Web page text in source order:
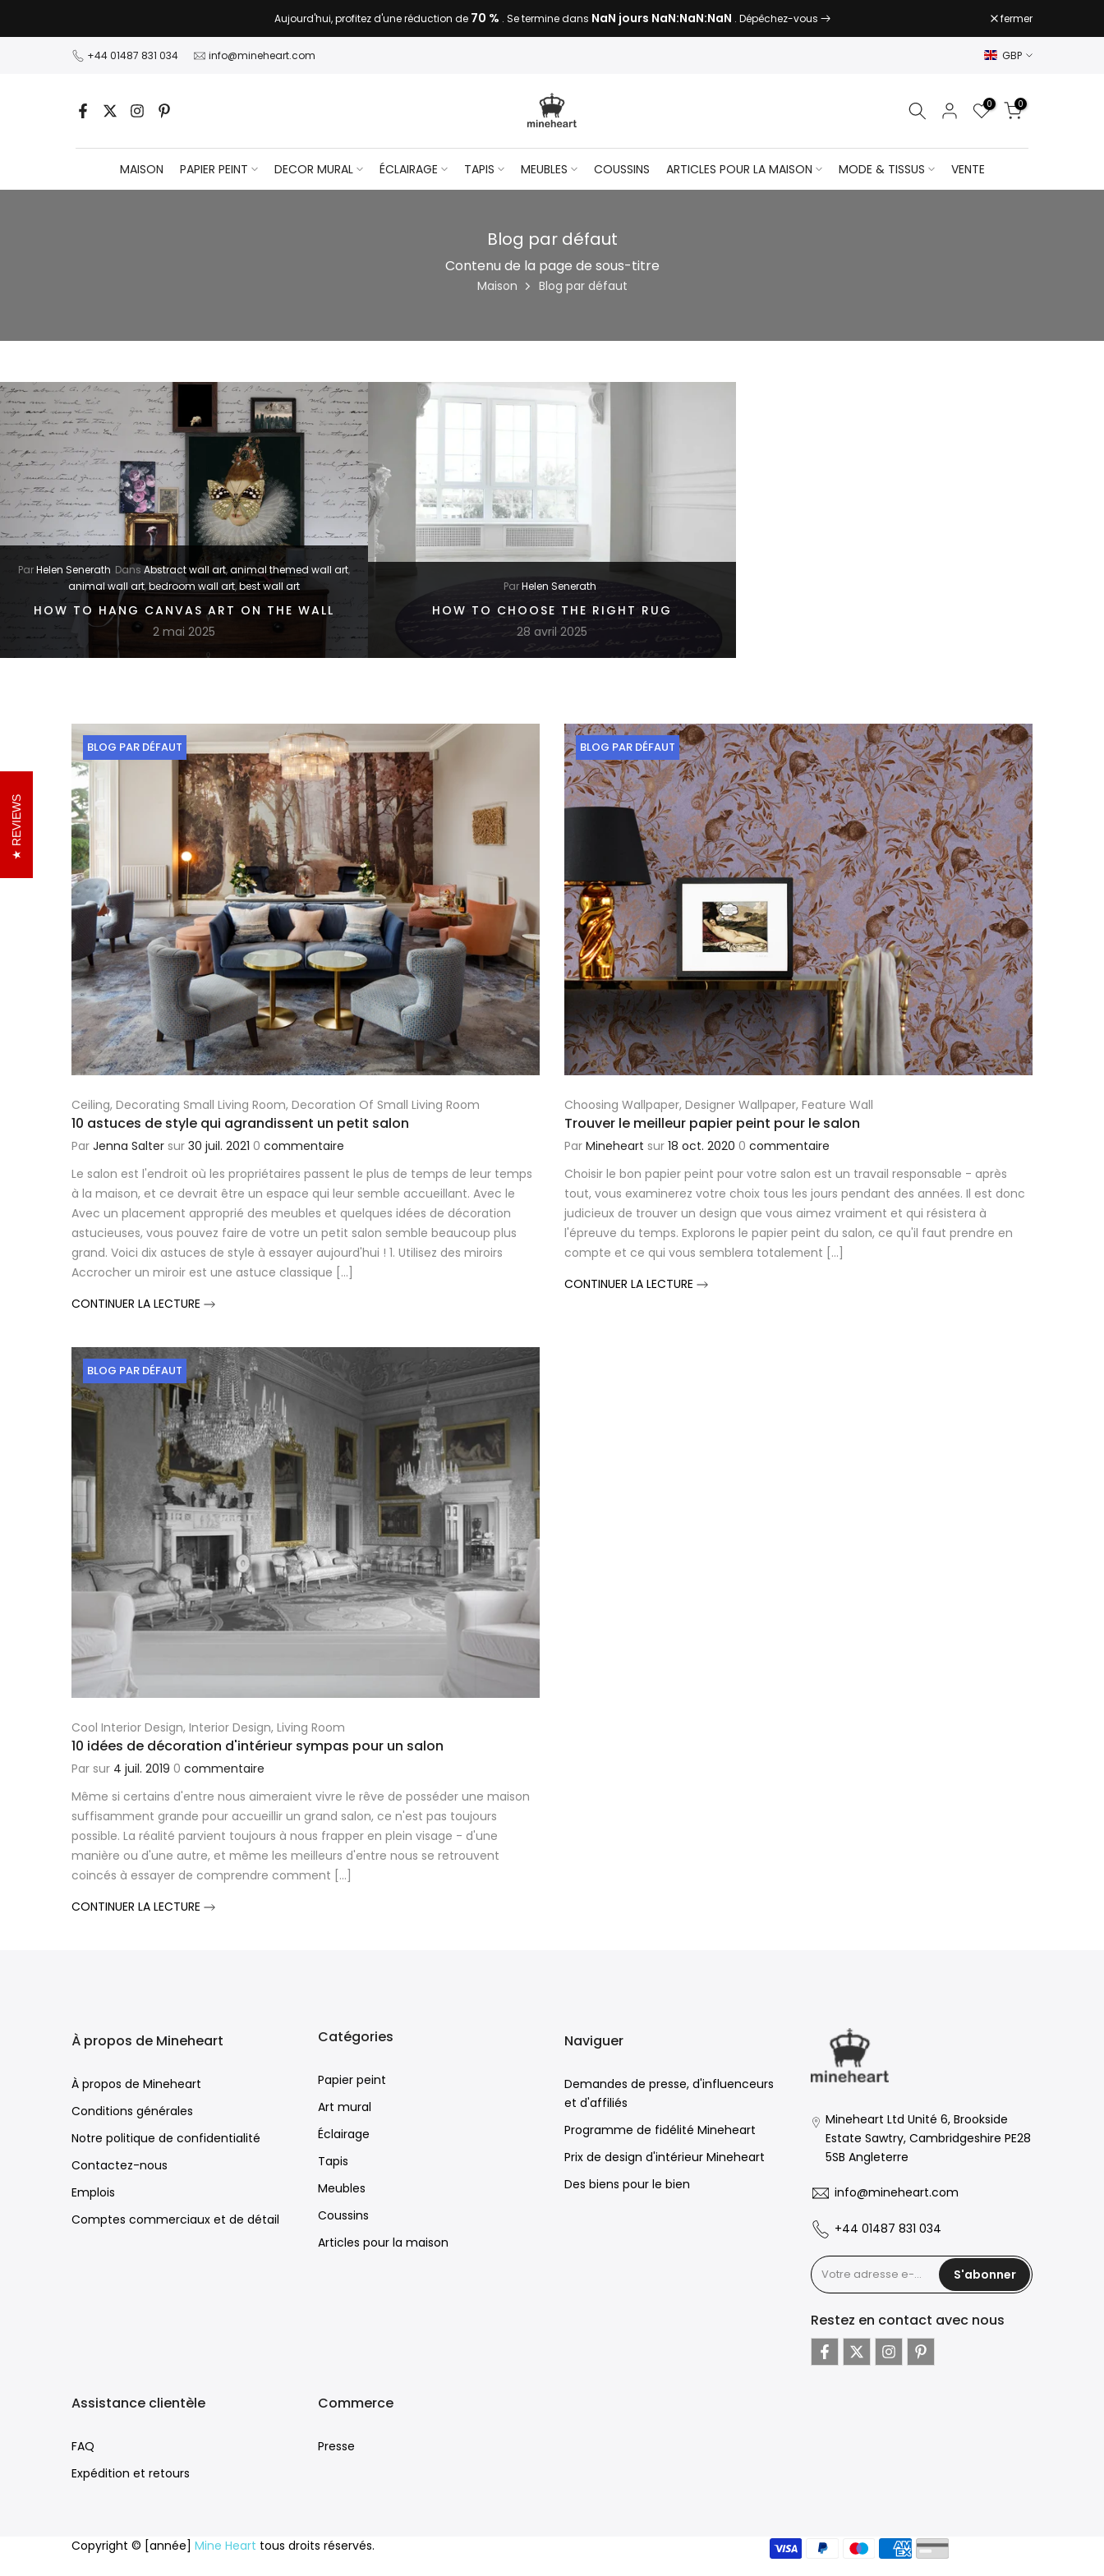
au
NaN jours NaN:NaN:NaN
Aujourd'hui, profitez d'une réduction de 70 % . Se termine dans NaN jours NaN:NaN:NaN . Dépêchez-vous fermer
+44 01487 831 034 info@mineheart.com GBP
0 0
MAISON PAPIER PEINT DECOR MURAL ÉCLAIRAGE TAPIS MEUBLES COUSSINS ARTICLES POUR LA MAISON MODE & TISSUS VENTE
Blog par défaut
Contenu de la page de sous-titre
Maison Blog par défaut
ParHelen Senerath Dans Abstract wall art,animal themed wall art,
animal wall art,bedroom wall art,best wall art
HOW TO HANG CANVAS ART ON THE WALL
2 mai 2025
ParHelen Senerath
HOW TO CHOOSE THE RIGHT RUG
28 avril 2025
BLOG PAR DÉFAUT
Ceiling, Decorating Small Living Room, Decoration Of Small Living Room
10 astuces de style qui agrandissent un petit salon
Par Jenna Salter sur 30 juil. 2021 0 commentaire
Le salon est l'endroit où les propriétaires passent le plus de temps de leur temps
à la maison, et ce devrait être un espace qui leur semble accueillant. Avec le
Avec un placement approprié des meubles et quelques idées de décoration
astucieuses, vous pouvez faire de votre un petit salon semble beaucoup plus
grand. Voici dix astuces de style à essayer aujourd'hui ! 1. Utilisez des miroirs
Accrocher un miroir est une astuce classique [...]
CONTINUER LA LECTURE
BLOG PAR DÉFAUT
Choosing Wallpaper, Designer Wallpaper, Feature Wall
Trouver le meilleur papier peint pour le salon
Par Mineheart sur 18 oct. 2020 0 commentaire
Choisir le bon papier peint pour votre salon est un travail responsable - après
tout, vous examinerez votre choix tous les jours pendant des années. Il est donc
judicieux de trouver un design que vous aimez vraiment et qui résistera à
l'épreuve du temps. Explorons le papier peint du salon, ce qu'il faut prendre en
compte et ce qui vous semblera totalement [...]
CONTINUER LA LECTURE
BLOG PAR DÉFAUT
Cool Interior Design, Interior Design, Living Room
10 idées de décoration d'intérieur sympas pour un salon
Par sur 4 juil. 2019 0 commentaire
Même si certains d'entre nous aimeraient vivre le rêve de posséder une maison
suffisamment grande pour accueillir un grand salon, ce n'est pas toujours
possible. La réalité parvient toujours à nous frapper en plein visage - d'une
manière ou d'une autre, et même les meilleurs d'entre nous se retrouvent
coincés à essayer de comprendre comment [...]
CONTINUER LA LECTURE
À propos de Mineheart
À propos de Mineheart
Conditions générales
Notre politique de confidentialité
Contactez-nous
Emplois
Comptes commerciaux et de détail
Catégories
Papier peint
Art mural
Éclairage
Tapis
Meubles
Coussins
Articles pour la maison
Naviguer
Demandes de presse, d'influenceurs
et d'affiliés
Programme de fidélité Mineheart
Prix de design d'intérieur Mineheart
Des biens pour le bien
Mineheart Ltd Unité 6, Brookside
Estate Sawtry, Cambridgeshire PE28
5SB Angleterre
info@mineheart.com
+44 01487 831 034
S'abonner
Restez en contact avec nous
Assistance clientèle
FAQ
Expédition et retours
Commerce
Presse
Copyright © [année] Mine Heart tous droits réservés.
REVIEWS